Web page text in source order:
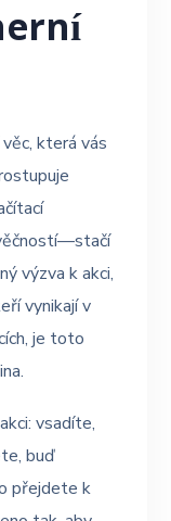
věc, která vás
výzva k akci,
vynikají v
je toto
vsadíte,
buď
přejdete k